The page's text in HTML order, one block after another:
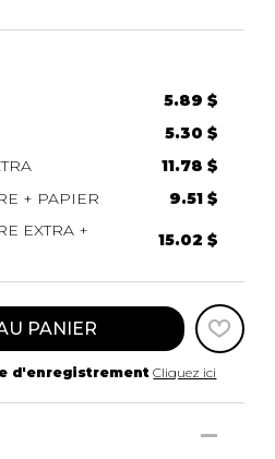
5.89 $
5.30 $
11.78 $
+ PAPIER
9.51 $
EXTRA +
15.02 $
PANIER
d'enregistrement Cliquez ici